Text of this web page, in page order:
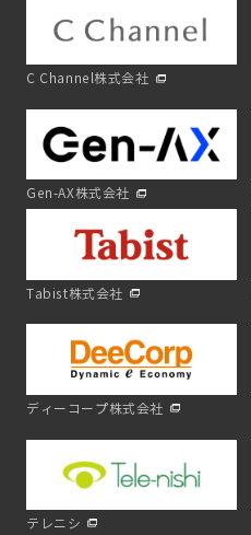
C Channel株式会社
Gen-AX株式会社
Tabist株式会社
ディーコープ株式会社
テレニシ